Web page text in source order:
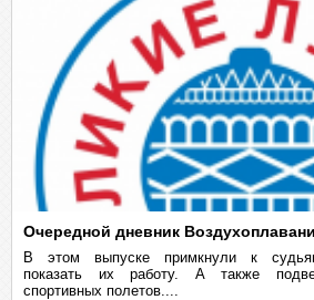
Очередной дневник
В этом выпуске примкнули к
показать их работу. А также
спортивных полетов....